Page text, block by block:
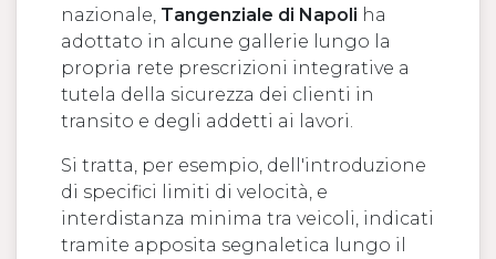
nazionale, Tangenziale di Napoli ha
adottato in alcune gallerie lungo la
propria rete prescrizioni integrative a
tutela della sicurezza dei clienti in
transito e degli addetti ai lavori.
Si tratta, per esempio, dell'introduzione
di specifici limiti di velocità, e
interdistanza minima tra veicoli, indicati
tramite apposita segnaletica lungo il